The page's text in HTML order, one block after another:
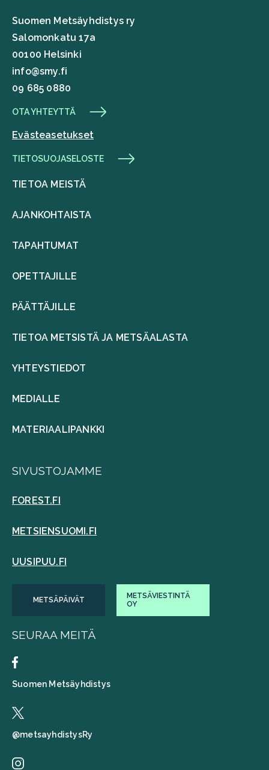
Suomen Metsäyhdistys ry
Salomonkatu 17a
00100 Helsinki
info@smy.fi
09 685 0880
OTA YHTEYTTÄ
Evästeasetukset
TIETOSUOJASELOSTE
TIETOA MEISTÄ
AJANKOHTAISTA
TAPAHTUMAT
OPETTAJILLE
PÄÄTTÄJILLE
TIETOA METSISTÄ JA METSÄALASTA
YHTEYSTIEDOT
MEDIALLE
MATERIAALIPANKKI
SIVUSTOJAMME
FOREST.FI
METSIENSUOMI.FI
UUSIPUU.FI
METSÄPÄIVÄT
METSÄVIESTINTÄ
OY
SEURAA MEITÄ
Suomen Metsäyhdistys
@metsayhdistysRy